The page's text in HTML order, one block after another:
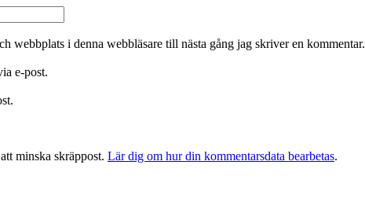
webbplats i denna webbläsare till nästa gång jag skriver en kommentar.
e-post.
minska skräppost. Lär dig om hur din kommentarsdata bearbetas.